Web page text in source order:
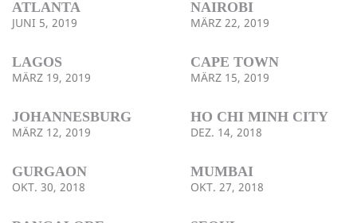
ATLANTA
JUNI 5, 2019
NAIROBI
MÄRZ 22, 2019
LAGOS
MÄRZ 19, 2019
CAPE TOWN
MÄRZ 15, 2019
JOHANNESBURG
MÄRZ 12, 2019
HO CHI MINH CITY
DEZ. 14, 2018
GURGAON
OKT. 30, 2018
MUMBAI
OKT. 27, 2018